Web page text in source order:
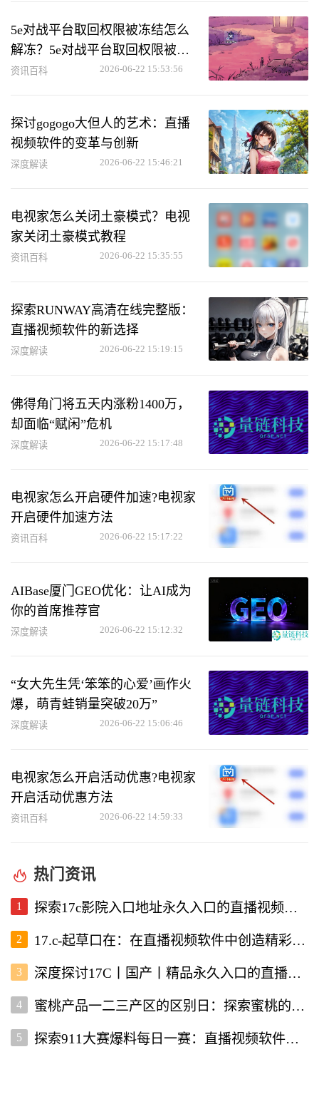
5e对战平台取回权限被冻结怎么
解冻？5e对战平台取回权限被冻
结解冻方法
资讯百科 2026-06-22 15:53:56
探讨gogogo大但人的艺术：直播
视频软件的变革与创新
深度解读 2026-06-22 15:46:21
电视家怎么关闭土豪模式？电视
家关闭土豪模式教程
资讯百科 2026-06-22 15:35:55
探索RUNWAY高清在线完整版：
直播视频软件的新选择
深度解读 2026-06-22 15:19:15
佛得角门将五天内涨粉1400万，
却面临“赋闲”危机
深度解读 2026-06-22 15:17:48
电视家怎么开启硬件加速?电视家
开启硬件加速方法
资讯百科 2026-06-22 15:17:22
AIBase厦门GEO优化：让AI成为
你的首席推荐官
深度解读 2026-06-22 15:12:32
“女大先生凭‘笨笨的心爱’画作火
爆，萌青蛙销量突破20万”
深度解读 2026-06-22 15:06:46
电视家怎么开启活动优惠?电视家
开启活动优惠方法
资讯百科 2026-06-22 14:59:33
热门资讯
1 探索17c影院入口地址永久入口的直播视频软件使用体验
2 17.c-起草口在：在直播视频软件中创造精彩内容的新机遇
3 深度探讨17C丨国产丨精品永久入口的直播视频软件优势与特点
4 蜜桃产品一二三产区的区别日：探索蜜桃的多样性与价值
5 探索911大赛爆料每日一赛：直播视频软件为你带来的精彩赛事